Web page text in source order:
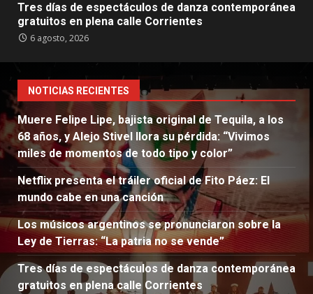
Tres días de espectáculos de danza contemporánea
gratuitos en plena calle Corrientes
6 agosto, 2026
NOTICIAS RECIENTES
Muere Felipe Lipe, bajista original de Tequila, a los
68 años, y Alejo Stivel llora su pérdida: “Vivimos
miles de momentos de todo tipo y color”
Netflix presenta el tráiler oficial de Fito Páez: El
mundo cabe en una canción
Los músicos argentinos se pronunciaron sobre la
Ley de Tierras: “La patria no se vende”
Tres días de espectáculos de danza contemporánea
gratuitos en plena calle Corrientes